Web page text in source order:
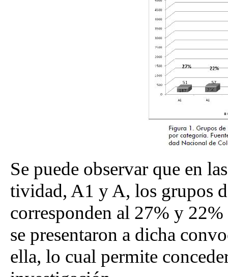
Se puede observar que en
tividad, A1 y A, los grupos
corresponden al 27% y
se presentaron a dicha
ella, lo cual permite